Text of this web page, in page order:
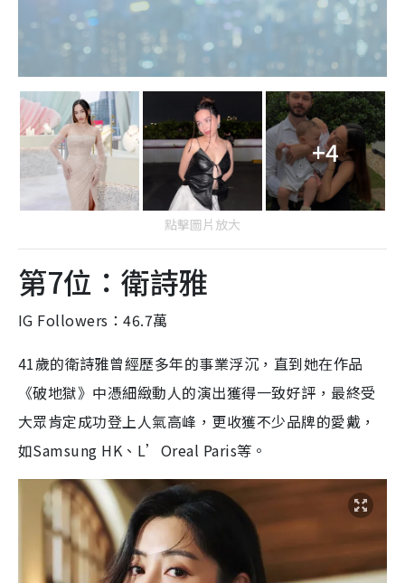
點擊圖片放大
第7位：衛詩雅
IG Followers：46.7萬
《破地獄》中憑細緻動人的演出獲得一致好評，最終受
大眾肯定成功登上人氣高峰，更收獲不少品牌的愛戴，